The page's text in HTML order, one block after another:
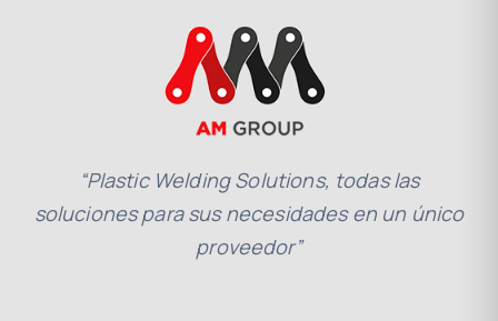
“Plastic Welding Solutions, todas las
soluciones para sus necesidades en un único
proveedor”